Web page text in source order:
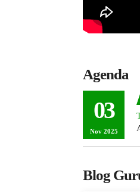
Agenda
03
Nov 2025
Blog